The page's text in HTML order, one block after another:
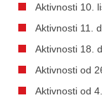
Aktivnosti 10.
Aktivnosti 11.
Aktivnosti 18.
Aktivnosti od
Aktivnosti od